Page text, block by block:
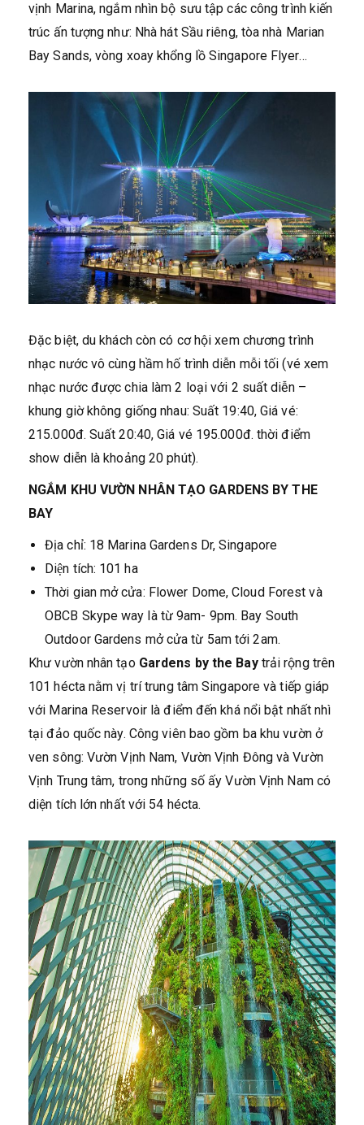
vịnh Marina, ngắm nhìn bộ sưu tập các công trình kiến
trúc ấn tượng như: Nhà hát Sầu riêng, tòa nhà Marian
Bay Sands, vòng xoay khổng lồ Singapore Flyer…
Đặc biệt, du khách còn có cơ hội xem chương trình
nhạc nước vô cùng hầm hố trình diễn mỗi tối (vé xem
nhạc nước được chia làm 2 loại với 2 suất diễn –
khung giờ không giống nhau: Suất 19:40, Giá vé:
215.000đ. Suất 20:40, Giá vé 195.000đ. thời điểm
show diễn là khoảng 20 phút).
NGẮM KHU VƯỜN NHÂN TẠO GARDENS BY THE
BAY
Địa chỉ: 18 Marina Gardens Dr, Singapore
Diện tích: 101 ha
Thời gian mở cửa: Flower Dome, Cloud Forest và
OBCB Skype way là từ 9am- 9pm. Bay South
Outdoor Gardens mở cửa từ 5am tới 2am.
Khư vườn nhân tạo Gardens by the Baytrải rộng trên
101 hécta nằm vị trí trung tâm Singapore và tiếp giáp
với Marina Reservoir là điểm đến khá nổi bật nhất nhì
tại đảo quốc này. Công viên bao gồm ba khu vườn ở
ven sông: Vườn Vịnh Nam, Vườn Vịnh Đông và Vườn
Vịnh Trung tâm, trong những số ấy Vườn Vịnh Nam có
diện tích lớn nhất với 54 hécta.